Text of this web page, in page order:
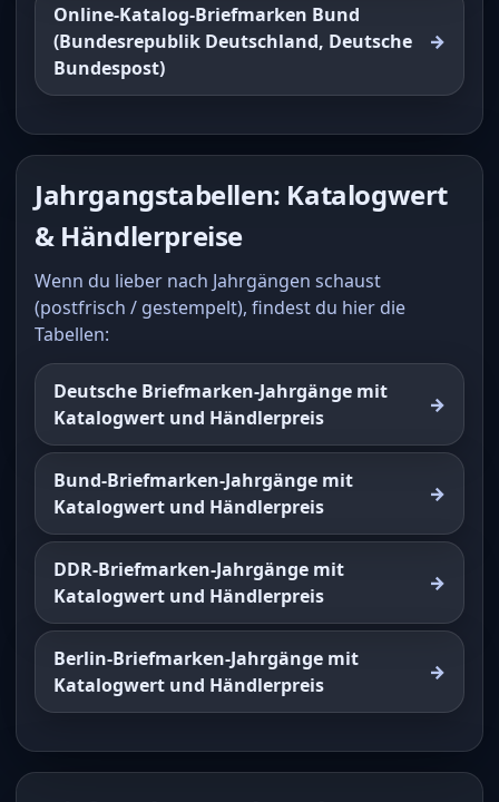
Online-Katalog-Briefmarken Bund
(Bundesrepublik Deutschland, Deutsche
Bundespost)
Jahrgangstabellen: Katalogwert
& Händlerpreise
Wenn du lieber nach Jahrgängen schaust
(postfrisch / gestempelt), findest du hier die
Tabellen:
Deutsche Briefmarken-Jahrgänge mit
Katalogwert und Händlerpreis
Bund-Briefmarken-Jahrgänge mit
Katalogwert und Händlerpreis
DDR-Briefmarken-Jahrgänge mit
Katalogwert und Händlerpreis
Berlin-Briefmarken-Jahrgänge mit
Katalogwert und Händlerpreis